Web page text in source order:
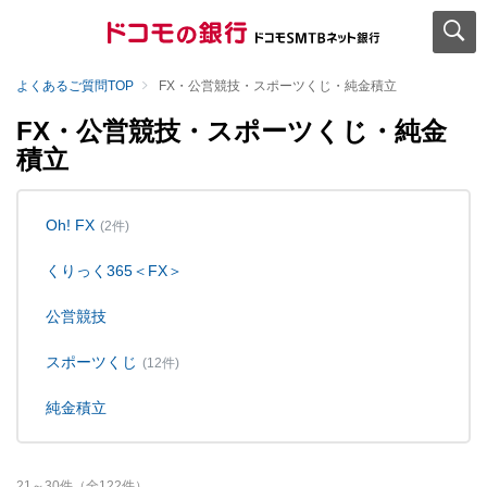
よくあるご質問TOP FX・公営競技・スポーツくじ・純金積立
FX・公営競技・スポーツくじ・純金
積立
Oh! FX (2件)
くりっく365＜FX＞
公営競技
スポーツくじ (12件)
純金積立